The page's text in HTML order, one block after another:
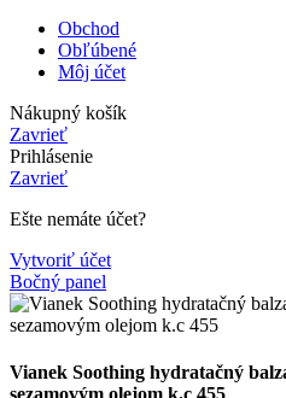
Obchod
Obľúbené
Môj účet
Nákupný košík
Zavrieť
Prihlásenie
Zavrieť
Ešte nemáte účet?
Vytvoriť účet
Bočný panel
Vianek Soothing hydratačný